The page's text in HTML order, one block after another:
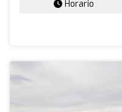
Horario